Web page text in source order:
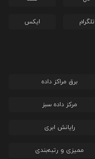
تلگرام ایکس
برق مراکز داده
مرکز داده سبز
رایانش ابری
ممیزی و رتبه‌بندی